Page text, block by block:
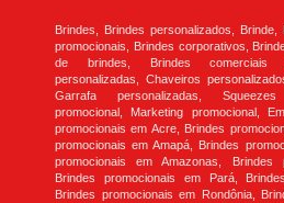
Brindes, Brindes personalizados,
promocionais, Brindes corporativos,
de brindes, Brindes comerciais
personalizadas, Chaveiros
Garrafa personalizadas,
promocional, Marketing promocional,
promocionais em Acre, Brindes
promocionais em Amapá, Brindes
promocionais em Amazonas, Brindes
Brindes promocionais em Pará,
Brindes promocionais em Rondônia,